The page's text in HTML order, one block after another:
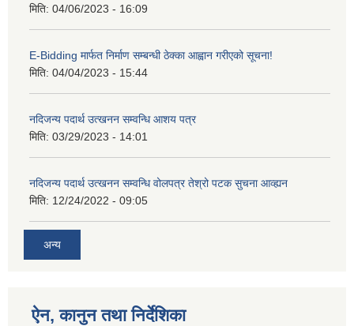
मिति: 04/06/2023 - 16:09
E-Bidding मार्फत निर्माण सम्बन्धी ठेक्का आह्वान गरीएको सूचना!
मिति: 04/04/2023 - 15:44
नदिजन्य पदार्थ उत्खनन सम्वन्धि आशय पत्र
मिति: 03/29/2023 - 14:01
नदिजन्य पदार्थ उत्खनन सम्वन्धि वोलपत्र तेश्रो पटक सुचना आव्ह्यन
मिति: 12/24/2022 - 09:05
अन्य
ऐन, कानुन तथा निर्देशिका